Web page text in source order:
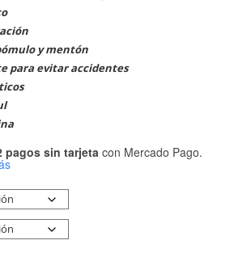
y mentón
para evitar accidentes
pagos sin tarjeta con Mercado Pago.